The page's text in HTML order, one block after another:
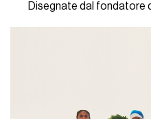
Disegnate dal fondatore